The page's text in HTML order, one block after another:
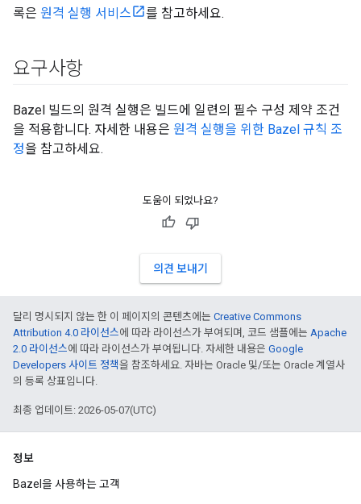
록은 원격 실행 서비스 를 참고하세요.
요구사항
Bazel 빌드의 원격 실행은 빌드에 일련의 필수 구성 제약 조건
을 적용합니다. 자세한 내용은 원격 실행을 위한 Bazel 규칙 조
정을 참고하세요.
도움이 되었나요?
의견 보내기
달리 명시되지 않는 한 이 페이지의 콘텐츠에는 Creative Commons
Attribution 4.0 라이선스에 따라 라이선스가 부여되며, 코드 샘플에는 Apache
2.0 라이선스에 따라 라이선스가 부여됩니다. 자세한 내용은 Google
Developers 사이트 정책을 참조하세요. 자바는 Oracle 및/또는 Oracle 계열사
의 등록 상표입니다.
최종 업데이트: 2026-05-07(UTC)
정보
Bazel을 사용하는 고객